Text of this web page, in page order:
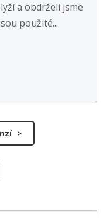
a obdrželi jsme
použité...
>